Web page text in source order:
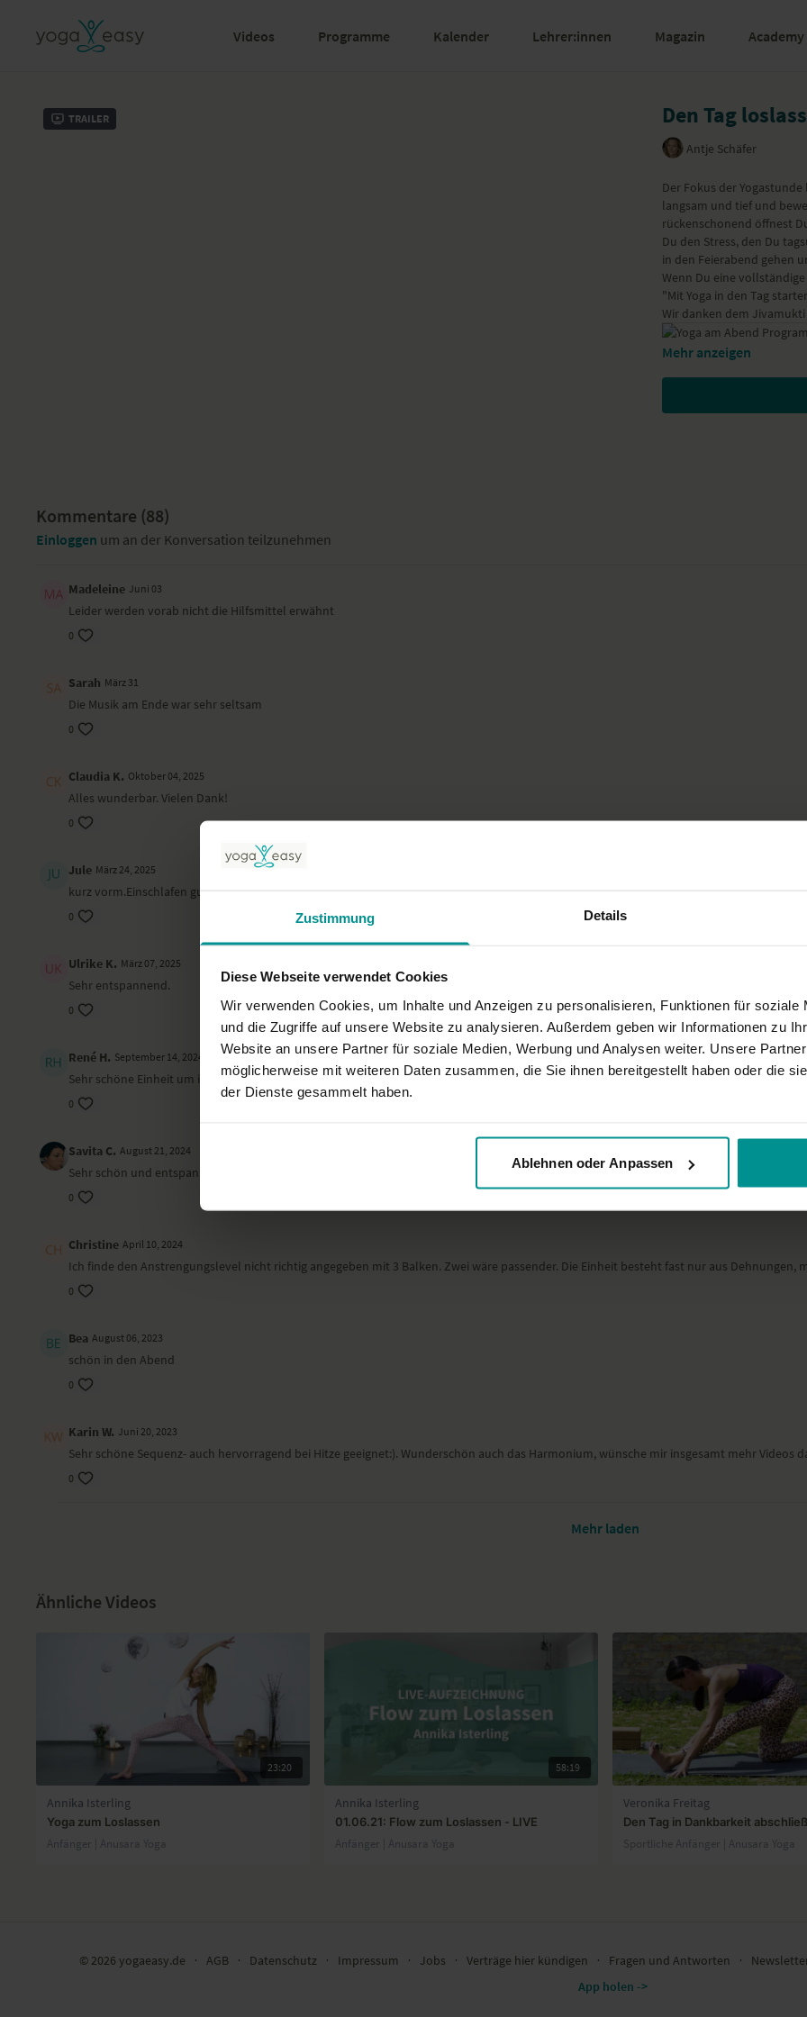
Zustimmung Details
Diese Webseite verwendet Cookies
Wir verwenden Cookies, um Inhalte und Anzeigen zu personalisieren, Funktionen für soziale
und die Zugriffe auf unsere Website zu analysieren. Außerdem geben wir Informationen zu
Website an unsere Partner für soziale Medien, Werbung und Analysen weiter. Unsere
möglicherweise mit weiteren Daten zusammen, die Sie ihnen bereitgestellt haben oder die
der Dienste gesammelt haben.
Ablehnen oder Anpassen
Videos Programme Kalender Lehrer:innen Magazin Academy
Trailer Den Tag
Antje Schäfer
Der Fokus der
langsam und tief und
rückenschonend öffnest
Du den Stress, den Du
in den Feierabend gehen
Wenn Du eine
"Mit Yoga in den Tag
Wir danken dem Jivamukti
Mehr anzeigen
Kommentare (88)
Einloggen um an der Konversation teilzunehmen
Madeleine Juni 03
Leider werden vorab nicht die Hilfsmittel erwähnt
0
Sarah März 31
Die Musik am Ende war sehr seltsam
0
Claudia K. Oktober 04, 2025
Alles wunderbar. Vielen Dank!
0
Jule März 24, 2025
kurz vorm.Einschlafen gute Übungen, jedoch am Anfang zu viel und zu laut gesprochen
0
Ulrike K. März 07, 2025
Sehr entspannend.
0
René H. September 14, 2024
Sehr schöne Einheit um in die Ruhe zu kommen. Dankeschön
0
Savita C. August 21, 2024
Sehr schön und entspannend
0
Christine April 10, 2024
Ich finde den Anstrengungslevel nicht richtig angegeben mit 3 Balken. Zwei wäre passender. Die Einheit besteht fast nur aus Dehnungen,
0
Bea August 06, 2023
schön in den Abend
0
Karin W. Juni 20, 2023
Sehr schöne Sequenz- auch hervorragend bei Hitze geeignet:). Wunderschön auch das Harmonium, wünsche mir insgesamt mehr Videos
0
Mehr laden
Ähnliche Videos
23:20
Annika Isterling
Yoga zum Loslassen
Anfänger | Anusara Yoga
58:19
Annika Isterling
01.06.21: Flow zum Loslassen - LIVE
Anfänger | Anusara Yoga
Veronika Freitag
Den Tag in Dankbarkeit
Sportliche Anfänger | Anusara Yoga
© 2026 yogaeasy.de ∙ AGB ∙ Datenschutz ∙ Impressum ∙ Jobs ∙ Verträge hier kündigen ∙ Fragen und Antworten ∙
App holen ->